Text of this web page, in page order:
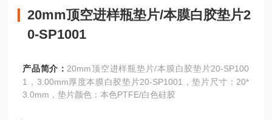
20mm顶空进样瓶垫片/本膜白胶垫片2
0-SP1001
产品简介： 20mm顶空进样瓶垫片/本膜白胶垫片20-SP100
1，3.00mm厚度本膜白胶垫片20-SP1001，垫片尺寸：20*
3.0mm，垫片颜色：本色PTFE/白色硅胶